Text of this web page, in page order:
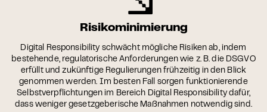
Risikominimierung
Digital Responsibility schwächt mögliche Risiken ab, indem
bestehende, regulatorische Anforderungen wie z. B. die DSGVO
erfüllt und zukünftige Regulierungen frühzeitig in den Blick
genommen werden. Im besten Fall sorgen funktionierende
Selbstverpflichtungen im Bereich Digital Responsibility dafür,
dass weniger gesetzgeberische Maßnahmen notwendig sind.